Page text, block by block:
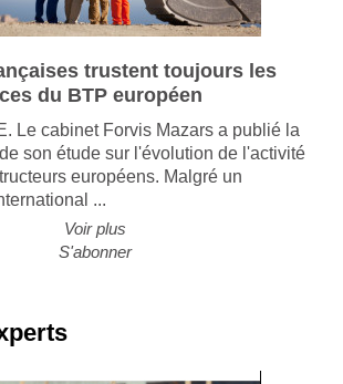
trustent toujours les
du BTP européen
Le cabinet Forvis Mazars a publié la
son étude sur l'évolution de l'activité
européens. Malgré un
...
Voir plus
S'abonner